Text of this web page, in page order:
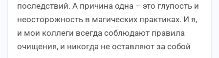
последствий. А причина одна – это глупость и
неосторожность в магических практиках. И я,
и мои коллеги всегда соблюдают правила
очищения, и никогда не оставляют за собой